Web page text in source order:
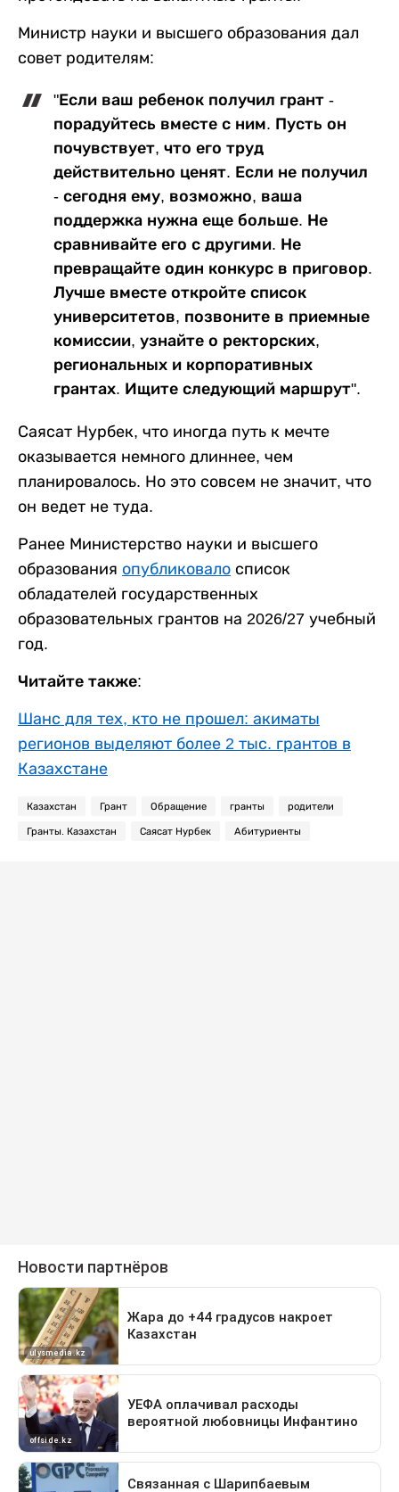
Министр науки и высшего образования дал
совет родителям:
"Если ваш ребенок получил грант -
порадуйтесь вместе с ним. Пусть он
почувствует, что его труд
действительно ценят. Если не получил
- сегодня ему, возможно, ваша
поддержка нужна еще больше. Не
сравнивайте его с другими. Не
превращайте один конкурс в приговор.
Лучше вместе откройте список
университетов, позвоните в приемные
комиссии, узнайте о ректорских,
региональных и корпоративных
грантах. Ищите следующий маршрут".
Саясат Нурбек, что иногда путь к мечте
оказывается немного длиннее, чем
планировалось. Но это совсем не значит, что
он ведет не туда.
Ранее Министерство науки и высшего
образования опубликовало список
обладателей государственных
образовательных грантов на 2026/27 учебный
год.
Читайте также:
Шанс для тех, кто не прошел: акиматы
регионов выделяют более 2 тыс. грантов в
Казахстане
Казахстан Грант Обращение гранты родители
Гранты. Казахстан Саясат Нурбек Абитуриенты